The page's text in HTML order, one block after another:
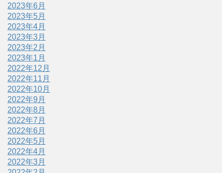
2023年6月
2023年5月
2023年4月
2023年3月
2023年2月
2023年1月
2022年12月
2022年11月
2022年10月
2022年9月
2022年8月
2022年7月
2022年6月
2022年5月
2022年4月
2022年3月